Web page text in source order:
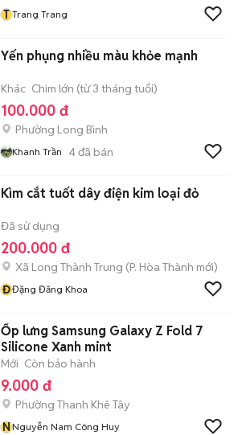
T Trang Trang
Yến phụng nhiều màu khỏe mạnh
Khác Chim lớn (từ 3 tháng tuổi)
100.000 đ
Phường Long Bình
Khanh Trần 4đã bán
Kìm cắt tuốt dây điện kim loại đỏ
Đã sử dụng
200.000 đ
Xã Long Thành Trung (P. Hòa Thành mới)
ĐĐặng Đăng Khoa
Ốp lưng Samsung Galaxy Z Fold 7
Silicone Xanh mint
Mới Còn bảo hành
9.000 đ
Phường Thanh Khê Tây
NNguyễn Nam Công Huy